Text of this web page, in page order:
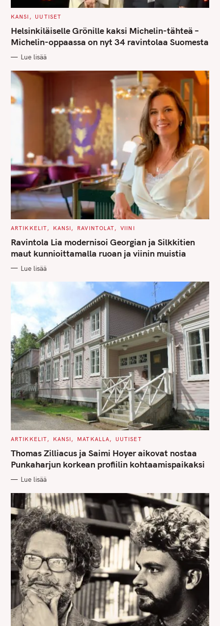
C
T
E
G
O
I
S
KANSI UUTISET
Helsinkiläiselle Grönille kaksi Michelin-tähteä –
Michelin-oppaassa on nyt 34 ravintolaa Suomesta
Lue lisää
C
T
E
G
O
I
ARTIKKELIT KANSI RAVINTOLAT VIINI
Ravintola Lia modernisoi Georgian ja Silkkitien
maut kunnioittamalla ruoan ja viinin muistia
Lue lisää
C
T
E
G
O
I
S
ARTIKKELIT KANSI MATKALLA UUTISET
Thomas Zilliacus ja Saimi Hoyer aikovat nostaa
Punkaharjun korkean profiilin kohtaamispaikaksi
Lue lisää
S
e
a
r
c
h
f